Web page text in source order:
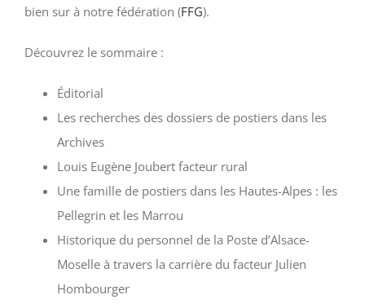
bien sur à notre fédération (FFG).
Découvrez le sommaire :
Éditorial
Les recherches des dossiers de postiers dans les
Archives
Louis Eugène Joubert facteur rural
Une famille de postiers dans les Hautes-Alpes : les
Pellegrin et les Marrou
Historique du personnel de la Poste d’Alsace-
Moselle à travers la carrière du facteur Julien
Hombourger